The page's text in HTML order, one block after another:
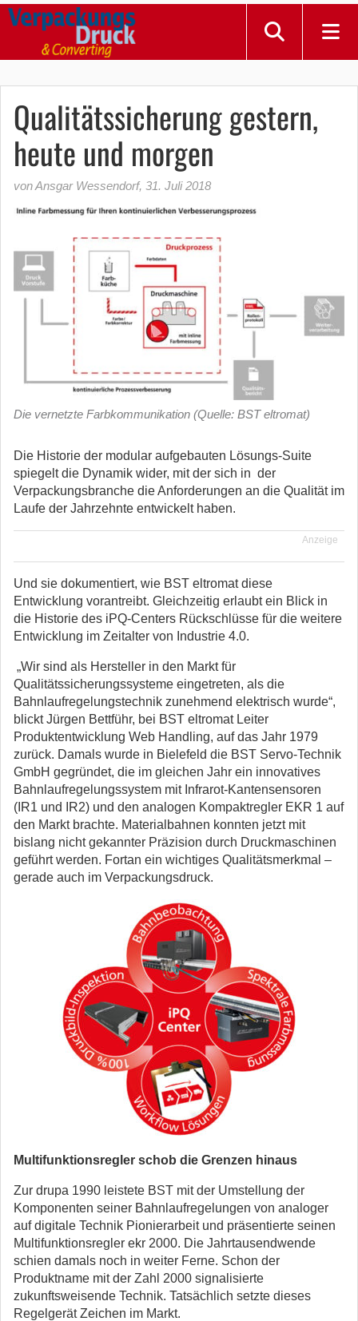
Qualitätssicherung gestern,
heute und morgen
von Ansgar Wessendorf, 31. Juli 2018
Die vernetzte Farbkommunikation (Quelle: BST eltromat)
Die Historie der modular aufgebauten Lösungs-Suite
spiegelt die Dynamik wider, mit der sich in der
Verpackungsbranche die Anforderungen an die Qualität im
Laufe der Jahrzehnte entwickelt haben.
Anzeige
Und sie dokumentiert, wie BST eltromat diese
Entwicklung vorantreibt. Gleichzeitig erlaubt ein Blick in
die Historie des iPQ-Centers Rückschlüsse für die weitere
Entwicklung im Zeitalter von Industrie 4.0.
„Wir sind als Hersteller in den Markt für
Qualitätssicherungssysteme eingetreten, als die
Bahnlaufregelungstechnik zunehmend elektrisch wurde“,
blickt Jürgen Bettführ, bei BST eltromat Leiter
Produktentwicklung Web Handling, auf das Jahr 1979
zurück. Damals wurde in Bielefeld die BST Servo-Technik
GmbH gegründet, die im gleichen Jahr ein innovatives
Bahnlaufregelungssystem mit Infrarot-Kantensensoren
(IR1 und IR2) und den analogen Kompaktregler EKR 1 auf
den Markt brachte. Materialbahnen konnten jetzt mit
bislang nicht gekannter Präzision durch Druckmaschinen
geführt werden. Fortan ein wichtiges Qualitätsmerkmal –
gerade auch im Verpackungsdruck.
Multifunktionsregler schob die Grenzen hinaus
Zur drupa 1990 leistete BST mit der Umstellung der
Komponenten seiner Bahnlaufregelungen von analoger
auf digitale Technik Pionierarbeit und präsentierte seinen
Multifunktionsregler ekr 2000. Die Jahrtausendwende
schien damals noch in weiter Ferne. Schon der
Produktname mit der Zahl 2000 signalisierte
zukunftsweisende Technik. Tatsächlich setzte dieses
Regelgerät Zeichen im Markt.